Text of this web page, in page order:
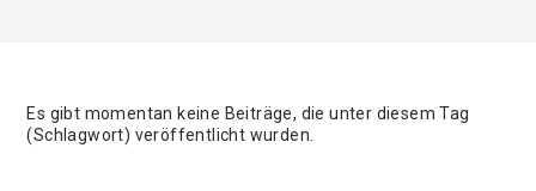
Es gibt momentan keine Beiträge, die unter diesem Tag
(Schlagwort) veröffentlicht wurden.